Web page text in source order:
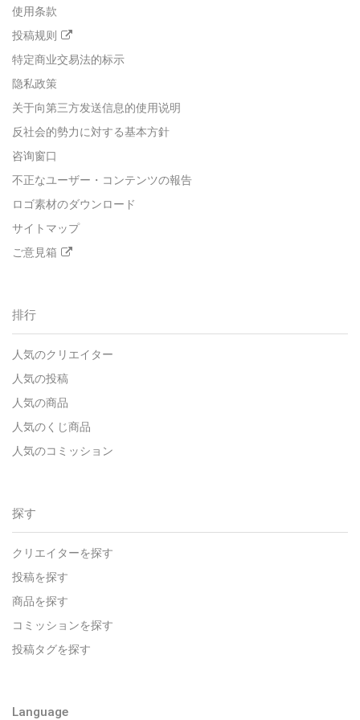
使用条款
投稿规则
特定商业交易法的标示
隐私政策
关于向第三方发送信息的使用说明
反社会的勢力に対する基本方針
咨询窗口
不正なユーザー・コンテンツの報告
ロゴ素材のダウンロード
サイトマップ
ご意見箱
排行
人気のクリエイター
人気の投稿
人気の商品
人気のくじ商品
人気のコミッション
探す
クリエイターを探す
投稿を探す
商品を探す
コミッションを探す
投稿タグを探す
Language